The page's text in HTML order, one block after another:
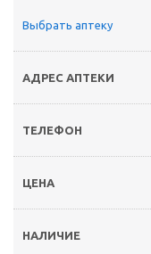
Выбрать аптеку